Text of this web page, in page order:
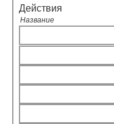
Действия
Название